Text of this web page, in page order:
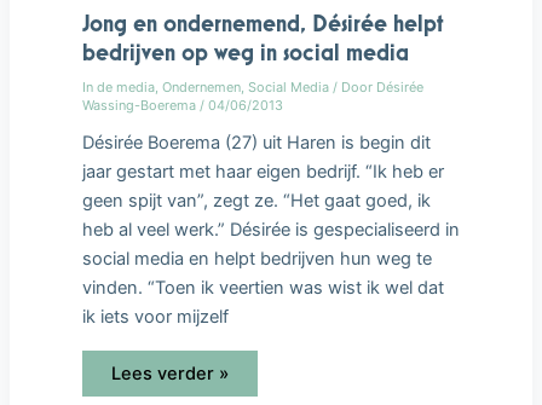
Jong en ondernemend, Désirée helpt
bedrijven op weg in social media
In de media, Ondernemen, Social Media/ Door Désirée
Wassing-Boerema / 04/06/2013
Désirée Boerema (27) uit Haren is begin dit
jaar gestart met haar eigen bedrijf. “Ik heb er
geen spijt van”, zegt ze. “Het gaat goed, ik
heb al veel werk.” Désirée is gespecialiseerd in
social media en helpt bedrijven hun weg te
vinden. “Toen ik veertien was wist ik wel dat
ik iets voor mijzelf
Lees verder »